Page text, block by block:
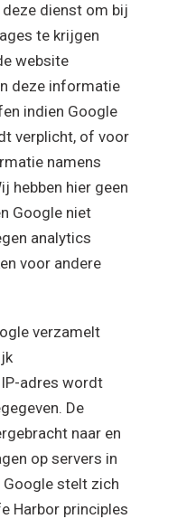
dienst om bij
te krijgen
website
deze informatie
indien Google
verplicht, of voor
namens
hebben hier geen
Google niet
analytics
voor andere
verzamelt
adres wordt
De
naar en
op servers in
Google stelt zich
Harbor principles